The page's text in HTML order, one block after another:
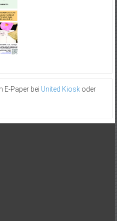
E-Paper bei United Kioskoder